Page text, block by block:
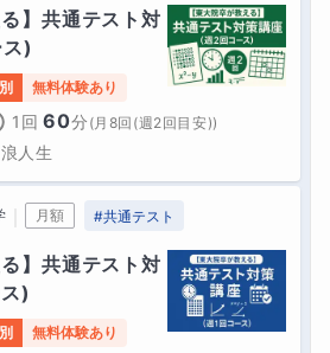
】共通テスト対
)
無料体験あり
1回 60分 (月8回(週2回目安))
人生
月額 #共通テスト
】共通テスト対
)
無料体験あり